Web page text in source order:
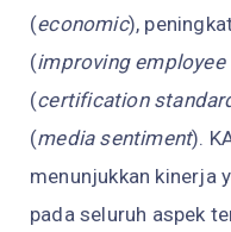
(economic),
(improving employee
(certification
(media sentiment).
menunjukkan kinerja
pada seluruh aspek